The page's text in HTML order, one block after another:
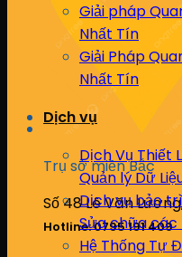
Trụ sở miền Bắc
Số 48 Lê Văn
Hotline: 0795 191 409
Giải pháp
Nhất Tín
Giải Pháp
Nhất Tín
Dịch vụ
Dịch Vụ Thiết
Quản lý Dữ
Dịch vụ bảo
Sửa chữa
Hệ Thống Tự